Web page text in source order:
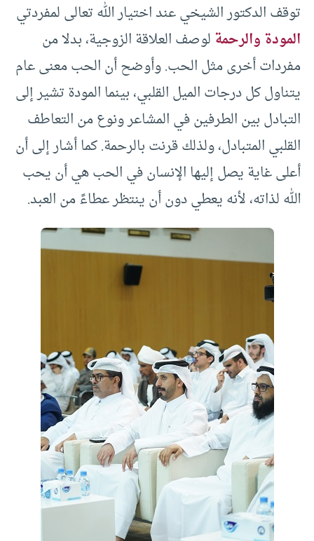
توقف الدكتور الشيخي عند اختيار الله تعالى لمفردتي
المودة والرحمةلوصف العلاقة الزوجية، بدلا من
مفردات أخرى مثل الحب. وأوضح أن الحب معنى عام
يتناول كل درجات الميل القلبي، بينما المودة تشير إلى
التبادل بين الطرفين في المشاعر ونوع من التعاطف
القلبي المتبادل، ولذلك قرنت بالرحمة. كما أشار إلى أن
أعلى غاية يصل إليها الإنسان في الحب هي أن يحب
الله لذاته، لأنه يعطي دون أن ينتظر عطاءً من العبد.